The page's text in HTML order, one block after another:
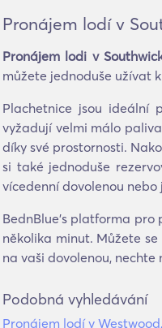
Pronájem lodí v
Pronájem lodi v
můžete jednoduše užívat
Plachetnice jsou ideální
vyžadují velmi málo
díky své prostornosti.
si také jednoduše
vícedenní dovolenou nebo
BednBlue's platforma pro
několika minut. Můžete
na vaši dovolenou,
Podobná vyhledávání
Pronájem lodí v